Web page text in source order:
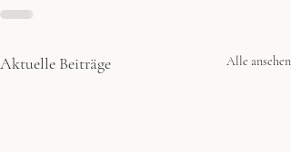
Aktuelle Beiträge Alle ansehen